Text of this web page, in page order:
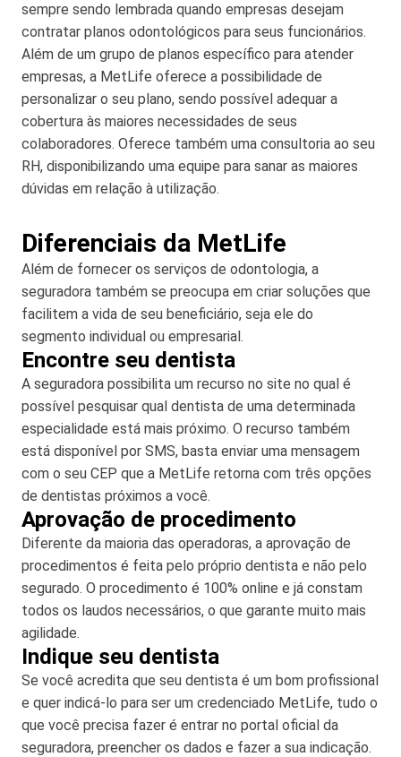
sempre sendo lembrada quando empresas desejam
contratar planos odontológicos para seus funcionários.
Além de um grupo de planos específico para atender
empresas, a MetLife oferece a possibilidade de
personalizar o seu plano, sendo possível adequar a
cobertura às maiores necessidades de seus
colaboradores. Oferece também uma consultoria ao seu
RH, disponibilizando uma equipe para sanar as maiores
dúvidas em relação à utilização.
Diferenciais da MetLife
Além de fornecer os serviços de odontologia, a
seguradora também se preocupa em criar soluções que
facilitem a vida de seu beneficiário, seja ele do
segmento individual ou empresarial.
Encontre seu dentista
A seguradora possibilita um recurso no site no qual é
possível pesquisar qual dentista de uma determinada
especialidade está mais próximo. O recurso também
está disponível por SMS, basta enviar uma mensagem
com o seu CEP que a MetLife retorna com três opções
de dentistas próximos a você.
Aprovação de procedimento
Diferente da maioria das operadoras, a aprovação de
procedimentos é feita pelo próprio dentista e não pelo
segurado. O procedimento é 100% online e já constam
todos os laudos necessários, o que garante muito mais
agilidade.
Indique seu dentista
Se você acredita que seu dentista é um bom profissional
e quer indicá-lo para ser um credenciado MetLife, tudo o
que você precisa fazer é entrar no portal oficial da
seguradora, preencher os dados e fazer a sua indicação.